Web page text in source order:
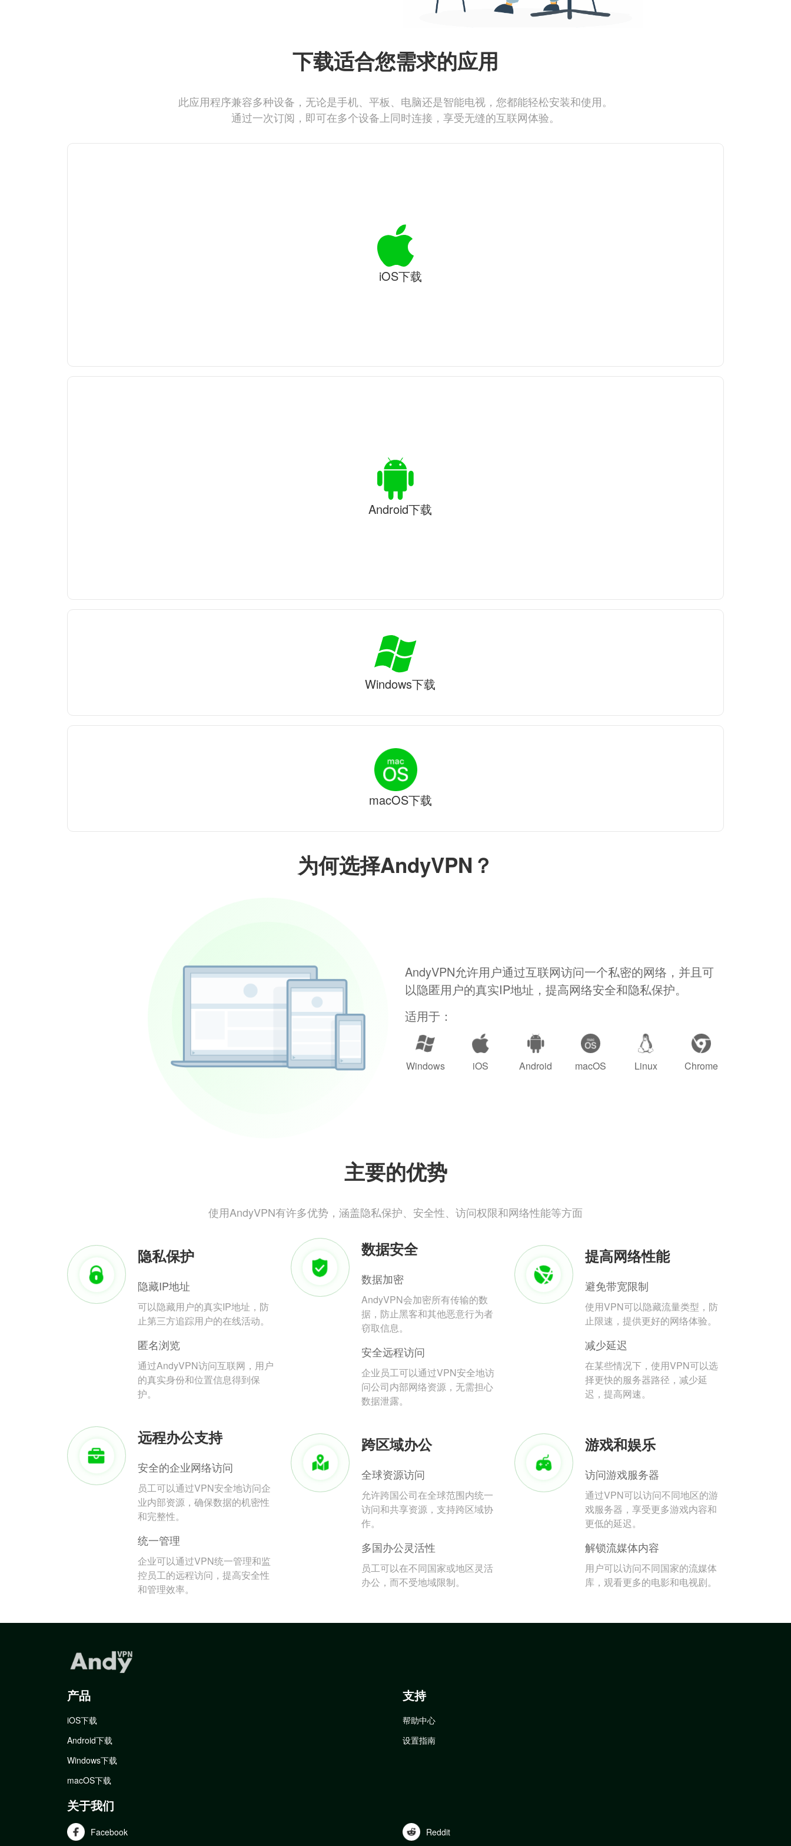
为何选择AndyVPN？
AndyVPN允许用户通过互联网访问一个私密的网络，并且可
以隐匿用户的真实IP地址，提高网络安全和隐私保护。
适用于：
Windows iOS Android macOS Linux Chrome
主要的优势
使用AndyVPN有许多优势，涵盖隐私保护、安全性、访问权限和网络性能等方面
隐私保护
隐藏IP地址
可以隐藏用户的真实IP地址，防
止第三方追踪用户的在线活动。
匿名浏览
通过AndyVPN访问互联网，用户
的真实身份和位置信息得到保
护。
数据安全
数据加密
AndyVPN会加密所有传输的数
据，防止黑客和其他恶意行为者
窃取信息。
安全远程访问
企业员工可以通过VPN安全地访
问公司内部网络资源，无需担心
数据泄露。
提高网络性能
避免带宽限制
使用VPN可以隐藏流量类型，防
止限速，提供更好的网络体验。
减少延迟
在某些情况下，使用VPN可以选
择更快的服务器路径，减少延
迟，提高网速。
远程办公支持
安全的企业网络访问
员工可以通过VPN安全地访问企
业内部资源，确保数据的机密性
和完整性。
统一管理
企业可以通过VPN统一管理和监
控员工的远程访问，提高安全性
和管理效率。
跨区域办公
全球资源访问
允许跨国公司在全球范围内统一
访问和共享资源，支持跨区域协
作。
多国办公灵活性
员工可以在不同国家或地区灵活
办公，而不受地域限制。
游戏和娱乐
访问游戏服务器
通过VPN可以访问不同地区的游
戏服务器，享受更多游戏内容和
更低的延迟。
解锁流媒体内容
用户可以访问不同国家的流媒体
库，观看更多的电影和电视剧。
下载适合您需求的应用
此应用程序兼容多种设备，无论是手机、平板、电脑还是智能电视，您都能轻松安装和使用。
通过一次订阅，即可在多个设备上同时连接，享受无缝的互联网体验。
iOS下载
Android下载
Windows下载
macOS下载
产品
iOS下载
Android下载
Windows下载
macOS下载
支持
帮助中心
设置指南
关于我们
Facebook Reddit